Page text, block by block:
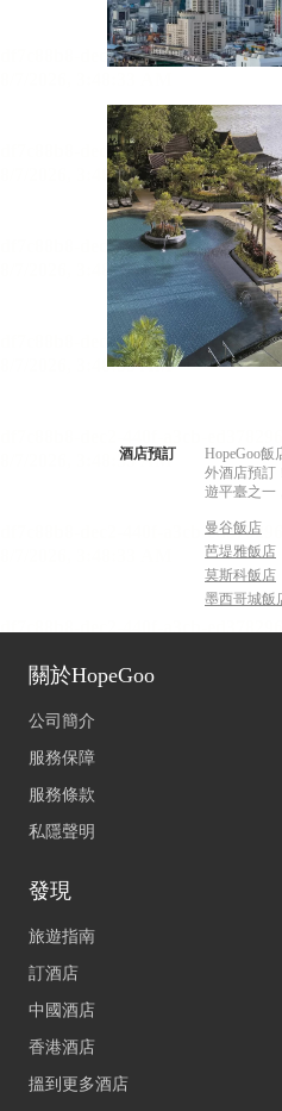
酒店預訂
HopeGoo
外酒店預訂
遊平臺之一
曼谷飯店
芭堤雅飯店
莫斯科飯店
墨西哥城飯
關於HopeGoo
公司簡介
服務保障
服務條款
私隱聲明
發現
旅遊指南
訂酒店
中國酒店
香港酒店
搵到更多酒店